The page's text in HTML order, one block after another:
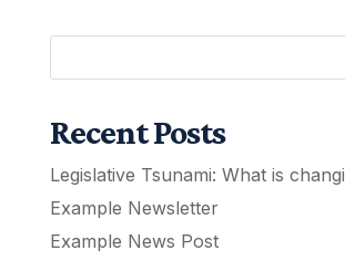
Recent Posts
Legislative Tsunami: What is
Example Newsletter
Example News Post